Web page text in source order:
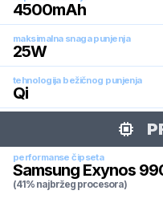
4500mAh
maksimalna snaga punjenja
25W
tehnologija bežičnog punjenja
Qi
performanse čipseta
Samsung Exynos
(41% najbržeg procesora)